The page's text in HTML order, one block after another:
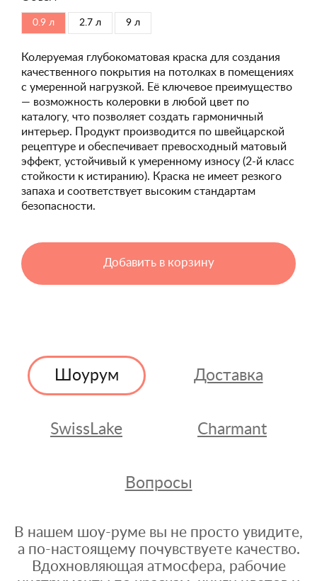
0.9 л 2.7 л 9 л
Колеруемая глубокоматовая краска для создания
качественного покрытия на потолках в помещениях
с умеренной нагрузкой. Её ключевое преимущество
— возможность колеровки в любой цвет по
каталогу, что позволяет создать гармоничный
интерьер. Продукт производится по швейцарской
рецептуре и обеспечивает превосходный матовый
эффект, устойчивый к умеренному износу (2-й класс
стойкости к истиранию). Краска не имеет резкого
запаха и соответствует высоким стандартам
безопасности.
Добавить в корзину
Шоурум Доставка
SwissLake Charmant
Вопросы
В нашем шоу-руме вы не просто увидите,
а по-настоящему почувствуете качество.
Вдохновляющая атмосфера, рабочие